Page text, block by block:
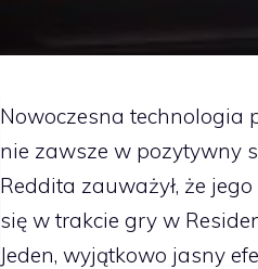
Nowoczesna technologia
nie zawsze w pozytywny
Reddita zauważył, że jego
się w trakcie gry w
Jeden, wyjątkowo jasny